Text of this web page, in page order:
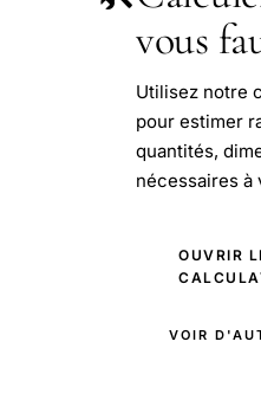
vous
Utilisez notre
pour estimer
quantités,
nécessaires à
OUVRIR
VOIR